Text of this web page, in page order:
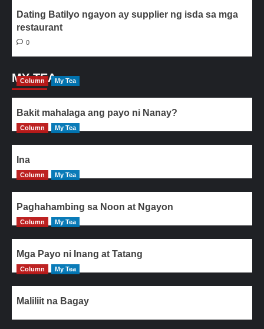
Dating Batilyo ngayon ay supplier ng isda sa mga
restaurant
0
MY TEA
Column My Tea
Bakit mahalaga ang payo ni Nanay?
Column My Tea
Ina
Column My Tea
Paghahambing sa Noon at Ngayon
Column My Tea
Mga Payo ni Inang at Tatang
Column My Tea
Maliliit na Bagay